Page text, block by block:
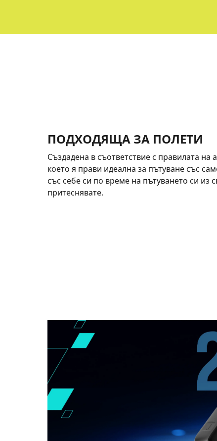
ПОДХОДЯЩА ЗА ПОЛЕТИ
Създадена в съответствие с правилата на
което я прави идеална за пътуване със
със себе си по време на пътуването си из
притеснявате.